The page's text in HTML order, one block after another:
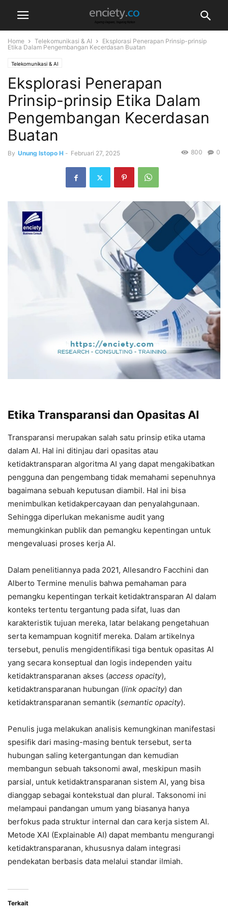
Home Telekomunikasi & AI
Eksplorasi Penerapan Prinsip-prinsip
Etika Dalam Pengembangan Kecerdasan Buatan
Telekomunikasi & AI
Eksplorasi Penerapan
Prinsip-prinsip Etika Dalam
Pengembangan Kecerdasan
Buatan
By Unung Istopo H - Februari 27, 2025 0
800
Etika Transparansi dan Opasitas AI
Transparansi merupakan salah satu prinsip etika utama
dalam AI. Hal ini ditinjau dari opasitas atau
ketidaktransparan algoritma AI yang dapat mengakibatkan
pengguna dan pengembang tidak memahami sepenuhnya
bagaimana sebuah keputusan diambil. Hal ini bisa
menimbulkan ketidakpercayaan dan penyalahgunaan.
Sehingga diperlukan mekanisme audit yang
memungkinkan publik dan pemangku kepentingan untuk
mengevaluasi proses kerja AI.
Dalam penelitiannya pada 2021, Allesandro Facchini dan
Alberto Termine menulis bahwa pemahaman para
pemangku kepentingan terkait ketidaktransparan AI dalam
konteks tertentu tergantung pada sifat, luas dan
karakteristik tujuan mereka, latar belakang pengetahuan
serta kemampuan kognitif mereka. Dalam artikelnya
tersebut, penulis mengidentifikasi tiga bentuk opasitas AI
yang secara konseptual dan logis independen yaitu
ketidaktransparanan akses (access opacity),
ketidaktransparanan hubungan (link opacity) dan
ketidaktransparanan semantik (semantic opacity).
Penulis juga melakukan analisis kemungkinan manifestasi
spesifik dari masing-masing bentuk tersebut, serta
hubungan saling ketergantungan dan kemudian
membangun sebuah taksonomi awal, meskipun masih
parsial, untuk ketidaktransparanan sistem AI, yang bisa
dianggap sebagai kontekstual dan plural. Taksonomi ini
melampaui pandangan umum yang biasanya hanya
berfokus pada struktur internal dan cara kerja sistem AI.
Metode XAI (Explainable AI) dapat membantu mengurangi
ketidaktransparanan, khususnya dalam integrasi
pendekatan berbasis data melalui standar ilmiah.
Terkait